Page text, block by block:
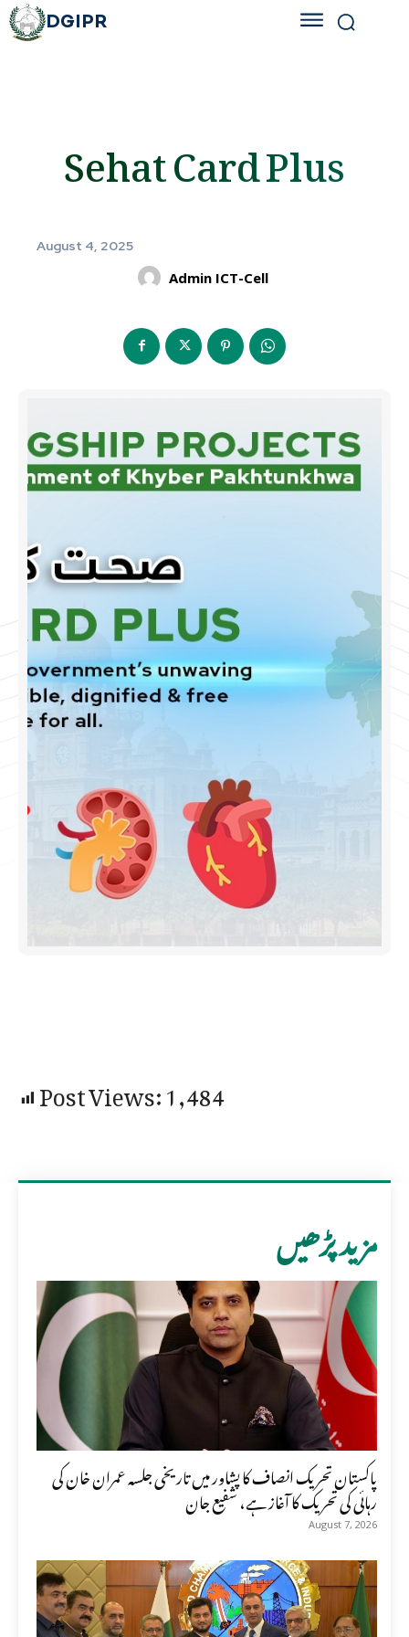
DGIPR
Sehat Card Plus
August 4, 2025
Admin ICT-Cell
Post Views:1,484
مزید پڑھیں
پاکستان تحریک انصاف کا پشاور میں تاریخی جلسہ عمران خان کی
رہائی کی تحریک کا آغاز ہے، شفیع جان
August 7, 2026